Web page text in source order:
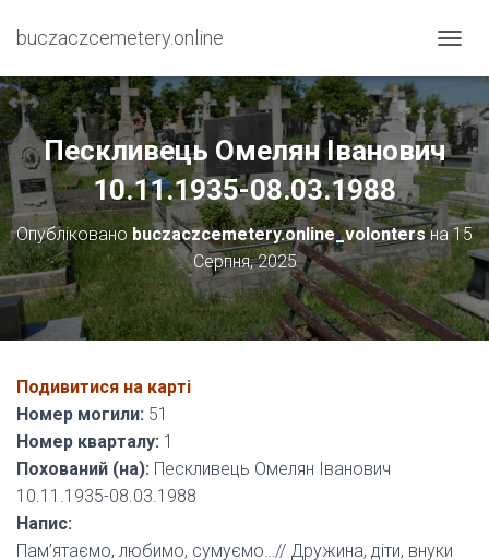
buczaczcemetery.online
Е
Е
М
К
Н
У
Т
И
Н
В
І
Г
Пескливець Омелян Іванович
10.11.1935-08.03.1988
Опублікованоbuczaczcemetery.online_volontersна15
Серпня, 2025
Подивитися на карті
Номер могили: 51
Номер кварталу: 1
Похований (на): Пескливець Омелян Іванович
10.11.1935-08.03.1988
Напис:
Пам’ятаємо, любимо, сумуємо…// Дружина, діти, внуки